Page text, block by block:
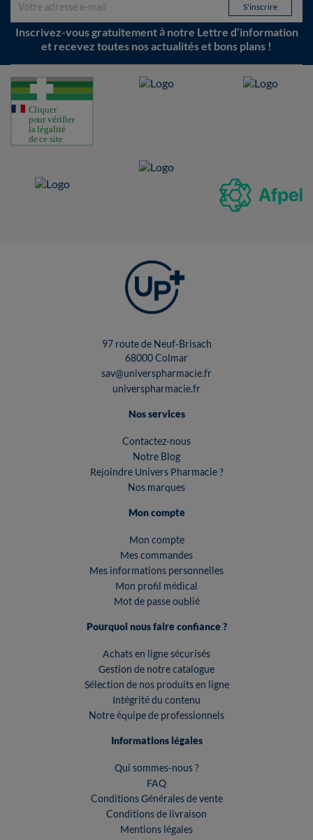
Inscrivez-vous gratuitement à notre Lettre d'information
et recevez toutes nos actualités et bons plans !
97 route de Neuf-Brisach
68000 Colmar
sav@universpharmacie.fr
universpharmacie.fr
Nos services
Contactez-nous
Notre Blog
Rejoindre Univers Pharmacie ?
Nos marques
Mon compte
Mon compte
Mes commandes
Mes informations personnelles
Mon profil médical
Mot de passe oublié
Pourquoi nous faire confiance ?
Achats en ligne sécurisés
Gestion de notre catalogue
Sélection de nos produits en ligne
Intégrité du contenu
Notre équipe de professionnels
Informations légales
Qui sommes-nous ?
FAQ
Conditions Générales de vente
Conditions de livraison
Mentions légales